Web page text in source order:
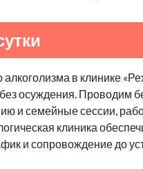
алкоголизма в клинике
осуждения. Проводим
и семейные сессии,
клиника
и сопровождение до